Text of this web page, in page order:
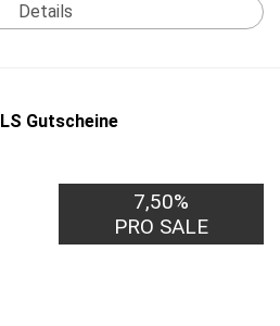
Details
Gutscheine
7,50%
PRO SALE